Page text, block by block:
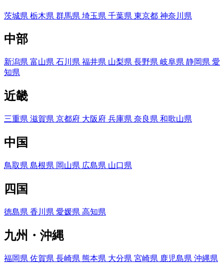
茨城県 栃木県 群馬県 埼玉県 千葉県 東京都 神奈川県
中部
新潟県 富山県 石川県 福井県 山梨県 長野県 岐阜県 静岡県 愛
知県
近畿
三重県 滋賀県 京都府 大阪府 兵庫県 奈良県 和歌山県
中国
鳥取県 島根県 岡山県 広島県 山口県
四国
徳島県 香川県 愛媛県 高知県
九州・沖縄
福岡県 佐賀県 長崎県 熊本県 大分県 宮崎県 鹿児島県 沖縄県